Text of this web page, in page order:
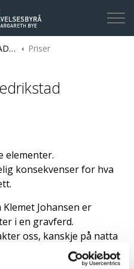
Priser
elementer.
konsekvenser for hva
Johansen er
i en gravferd.
oss, kanskje på natta
er montert på
Det være seg med å